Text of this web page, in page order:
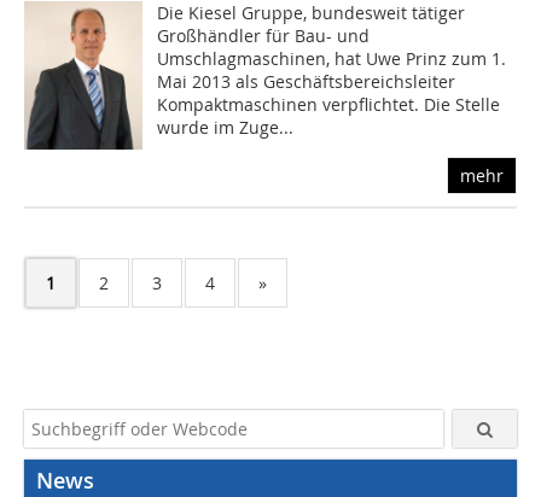
Die Kiesel Gruppe, bundesweit tätiger
Großhändler für Bau- und
Umschlagmaschinen, hat Uwe Prinz zum 1.
Mai 2013 als Geschäftsbereichsleiter
Kompaktmaschinen verpflichtet. Die Stelle
wurde im Zuge...
mehr
1 2 3 4 »
News